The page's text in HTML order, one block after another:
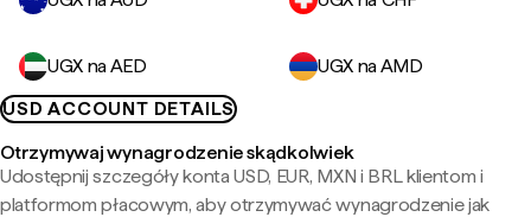
UGX na AED
UGX na AMD
USD ACCOUNT DETAILS
Otrzymywaj wynagrodzenie skądkolwiek
Udostępnij szczegóły konta USD, EUR, MXN i BRL klientom i
platformom płacowym, aby otrzymywać wynagrodzenie jak